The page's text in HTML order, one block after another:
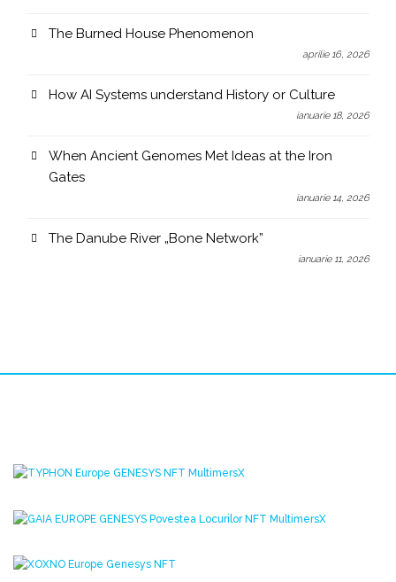
The Burned House Phenomenon
aprilie 16, 2026
How AI Systems understand History or Culture
ianuarie 18, 2026
When Ancient Genomes Met Ideas at the Iron
Gates
ianuarie 14, 2026
The Danube River „Bone Network”
ianuarie 11, 2026